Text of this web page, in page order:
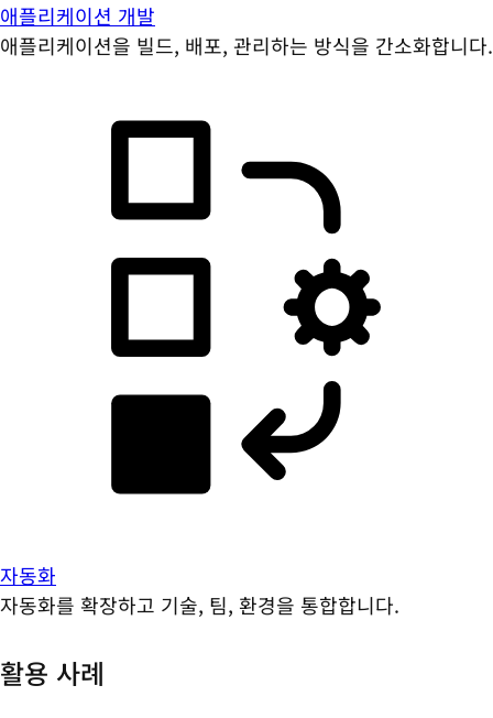
애플리케이션 개발
애플리케이션을 빌드, 배포, 관리하는 방식을 간소화합니다.
자동화
자동화를 확장하고 기술, 팀, 환경을 통합합니다.
활용 사례